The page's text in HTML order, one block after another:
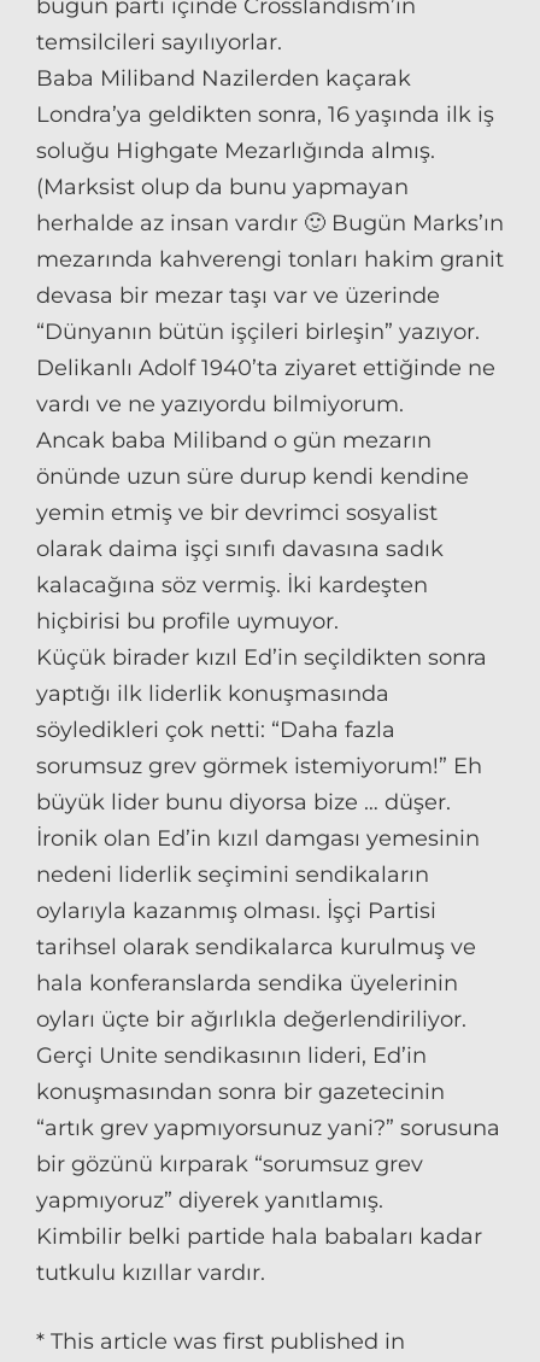
bugün parti içinde Crosslandism’in
temsilcileri sayılıyorlar.
Baba Miliband Nazilerden kaçarak
Londra’ya geldikten sonra, 16 yaşında ilk iş
soluğu Highgate Mezarlığında almış.
(Marksist olup da bunu yapmayan
herhalde az insan vardır 🙂 Bugün Marks’ın
mezarında kahverengi tonları hakim granit
devasa bir mezar taşı var ve üzerinde
“Dünyanın bütün işçileri birleşin” yazıyor.
Delikanlı Adolf 1940’ta ziyaret ettiğinde ne
vardı ve ne yazıyordu bilmiyorum.
Ancak baba Miliband o gün mezarın
önünde uzun süre durup kendi kendine
yemin etmiş ve bir devrimci sosyalist
olarak daima işçi sınıfı davasına sadık
kalacağına söz vermiş. İki kardeşten
hiçbirisi bu profile uymuyor.
Küçük birader kızıl Ed’in seçildikten sonra
yaptığı ilk liderlik konuşmasında
söyledikleri çok netti: “Daha fazla
sorumsuz grev görmek istemiyorum!” Eh
büyük lider bunu diyorsa bize … düşer.
İronik olan Ed’in kızıl damgası yemesinin
nedeni liderlik seçimini sendikaların
oylarıyla kazanmış olması. İşçi Partisi
tarihsel olarak sendikalarca kurulmuş ve
hala konferanslarda sendika üyelerinin
oyları üçte bir ağırlıkla değerlendiriliyor.
Gerçi Unite sendikasının lideri, Ed’in
konuşmasından sonra bir gazetecinin
“artık grev yapmıyorsunuz yani?” sorusuna
bir gözünü kırparak “sorumsuz grev
yapmıyoruz” diyerek yanıtlamış.
Kimbilir belki partide hala babaları kadar
tutkulu kızıllar vardır.
* This article was first published in